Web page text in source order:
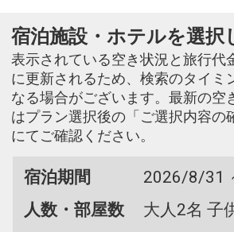
宿泊施設・ホテルを選択
表示されている空き状況と旅行代
に更新されるため、検索のタイミ
なる場合がございます。最新の空
はプラン選択後の「ご選択内容の
にてご確認ください。
宿泊期間
2026/8/31
人数・部屋数
大人2名 子